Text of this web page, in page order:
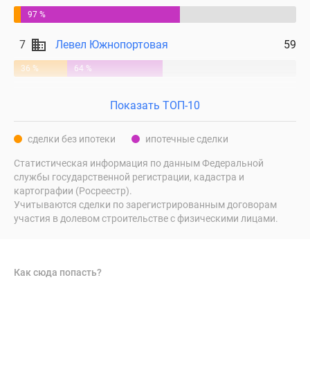
97 %
7 Левел Южнопортовая 59
36 % 64 %
Показать ТОП-10
сделки без ипотеки ипотечные сделки
Статистическая информация по данным Федеральной
службы государственной регистрации, кадастра и
картографии (Росреестр).
Учитываются сделки по зарегистрированным договорам
участия в долевом строительстве с физическими лицами.
Как сюда попасть?